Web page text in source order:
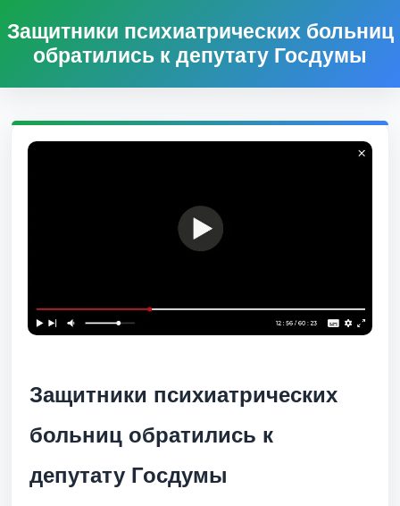
Защитники психиатрических больниц
обратились к депутату Госдумы
Защитники психиатрических
больниц обратились к
депутату Госдумы